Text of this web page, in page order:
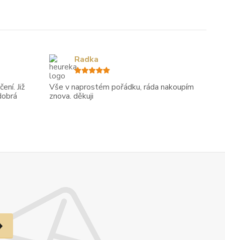
Již
Vše v naprostém pořádku, ráda nakoupím
znova. děkuji
Radka